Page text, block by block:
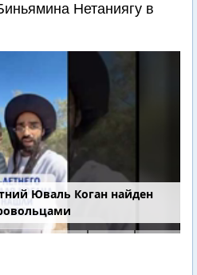
Нетаниягу в
Юваль Коган найден